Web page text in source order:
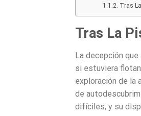
Tras
Tras La
La decepción
si estuviera
exploración de la
de
difíciles, y su